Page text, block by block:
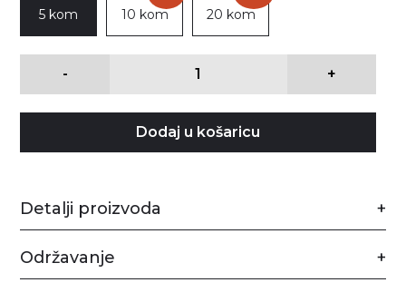
5 kom 10 kom 20 kom
- +
Dodaj u košaricu
Detalji proizvoda
Održavanje